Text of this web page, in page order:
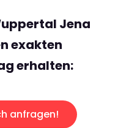
Jena
exakten
erhalten:
anfragen!